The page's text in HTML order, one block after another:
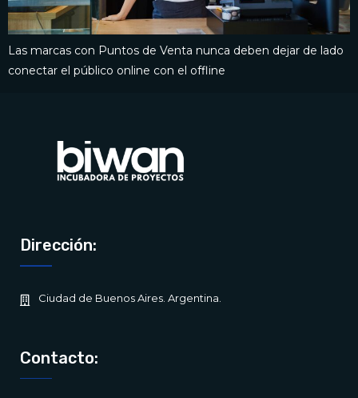
Las marcas con Puntos de Venta nunca deben dejar de lado
conectar el público online con el offline
Dirección:
Ciudad de Buenos Aires. Argentina.
Contacto: